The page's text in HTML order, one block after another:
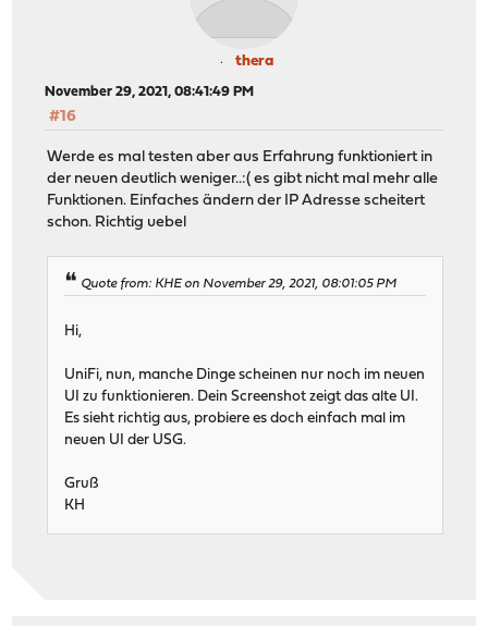
thera
November 29, 2021, 08:41:49 PM
#16
Werde es mal testen aber aus Erfahrung funktioniert in
der neuen deutlich weniger..:( es gibt nicht mal mehr alle
Funktionen. Einfaches ändern der IP Adresse scheitert
schon. Richtig uebel
Quote from: KHE on November 29, 2021, 08:01:05 PM
Hi,
UniFi, nun, manche Dinge scheinen nur noch im neuen
UI zu funktionieren. Dein Screenshot zeigt das alte UI.
Es sieht richtig aus, probiere es doch einfach mal im
neuen UI der USG.
Gruß
KH